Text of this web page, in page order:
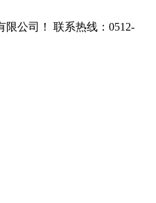
公司！
联系热线：0512-